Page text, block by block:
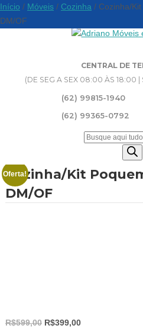
CENTRAL DE
(DE SEG A SEX 08:00 ÀS 18:00
(62) 99815-1940
(62) 99365-0792
Pesquisar
Início / Móveis / Cozinha / Cozinha/
DM/OF
Cozinha/Kit
DM/OF
Oferta!
R$599,00 O
R$399,00O